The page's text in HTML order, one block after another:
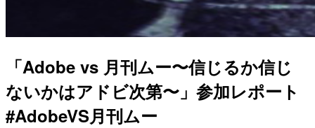
「Adobe vs 月刊ムー〜信じるか信じ
ないかはアドビ次第〜」参加レポート
#AdobeVS月刊ムー